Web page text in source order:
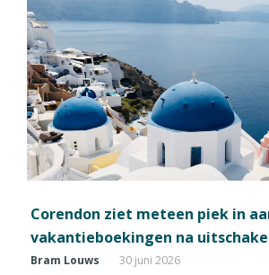
Corendon ziet meteen piek in
vakantieboekingen na
Bram Louws 30 juni 2026